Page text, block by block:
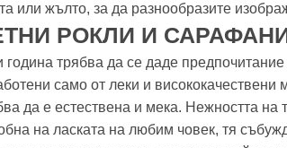
или жълто, за да разнообразите
РОКЛИ И
година трябва да се даде
само от леки и висококачествени
да е естествена и мека. Нежността на
на ласката на любим човек, тя